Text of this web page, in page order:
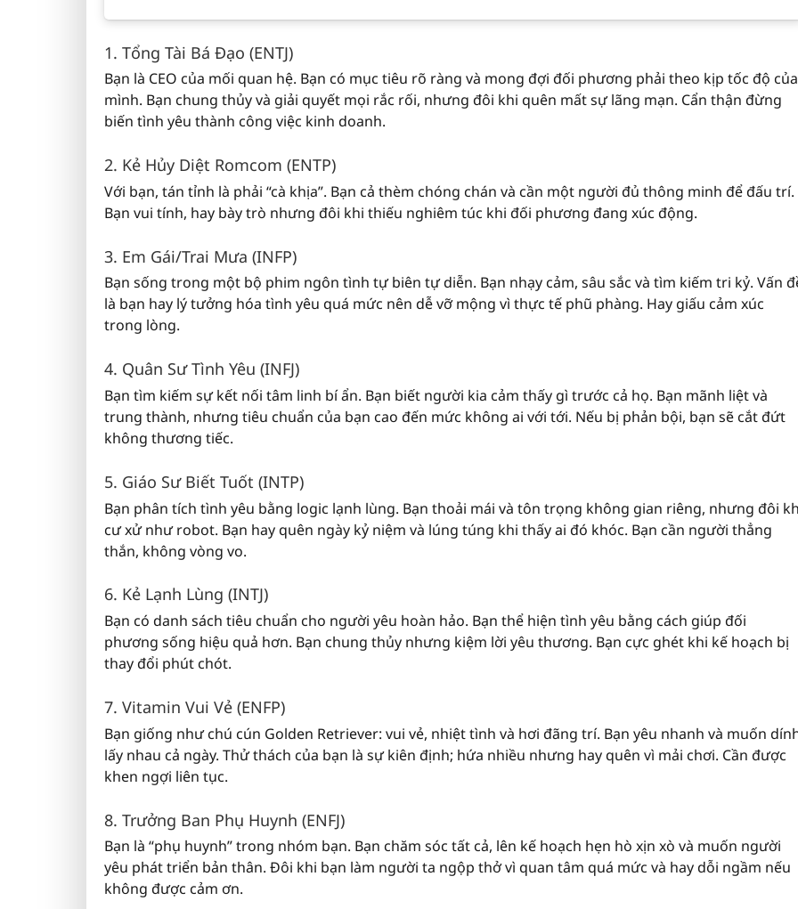
1. Tổng Tài Bá Đạo (ENTJ)
Bạn là CEO của mối quan hệ. Bạn có mục tiêu rõ ràng và mong đợi đối phương phải theo kịp tốc độ của
mình. Bạn chung thủy và giải quyết mọi rắc rối, nhưng đôi khi quên mất sự lãng mạn. Cẩn thận đừng
biến tình yêu thành công việc kinh doanh.
2. Kẻ Hủy Diệt Romcom (ENTP)
Với bạn, tán tỉnh là phải “cà khịa”. Bạn cả thèm chóng chán và cần một người đủ thông minh để đấu trí.
Bạn vui tính, hay bày trò nhưng đôi khi thiếu nghiêm túc khi đối phương đang xúc động.
3. Em Gái/Trai Mưa (INFP)
Bạn sống trong một bộ phim ngôn tình tự biên tự diễn. Bạn nhạy cảm, sâu sắc và tìm kiếm tri kỷ. Vấn
là bạn hay lý tưởng hóa tình yêu quá mức nên dễ vỡ mộng vì thực tế phũ phàng. Hay giấu cảm xúc
trong lòng.
4. Quân Sư Tình Yêu (INFJ)
Bạn tìm kiếm sự kết nối tâm linh bí ẩn. Bạn biết người kia cảm thấy gì trước cả họ. Bạn mãnh liệt và
trung thành, nhưng tiêu chuẩn của bạn cao đến mức không ai với tới. Nếu bị phản bội, bạn sẽ cắt đứt
không thương tiếc.
5. Giáo Sư Biết Tuốt (INTP)
Bạn phân tích tình yêu bằng logic lạnh lùng. Bạn thoải mái và tôn trọng không gian riêng, nhưng đôi
cư xử như robot. Bạn hay quên ngày kỷ niệm và lúng túng khi thấy ai đó khóc. Bạn cần người thẳng
thắn, không vòng vo.
6. Kẻ Lạnh Lùng (INTJ)
Bạn có danh sách tiêu chuẩn cho người yêu hoàn hảo. Bạn thể hiện tình yêu bằng cách giúp đối
phương sống hiệu quả hơn. Bạn chung thủy nhưng kiệm lời yêu thương. Bạn cực ghét khi kế hoạch bị
thay đổi phút chót.
7. Vitamin Vui Vẻ (ENFP)
Bạn giống như chú cún Golden Retriever: vui vẻ, nhiệt tình và hơi đãng trí. Bạn yêu nhanh và muốn
lấy nhau cả ngày. Thử thách của bạn là sự kiên định; hứa nhiều nhưng hay quên vì mải chơi. Cần được
khen ngợi liên tục.
8. Trưởng Ban Phụ Huynh (ENFJ)
Bạn là “phụ huynh” trong nhóm bạn. Bạn chăm sóc tất cả, lên kế hoạch hẹn hò xịn xò và muốn người
yêu phát triển bản thân. Đôi khi bạn làm người ta ngộp thở vì quan tâm quá mức và hay dỗi ngầm nếu
không được cảm ơn.